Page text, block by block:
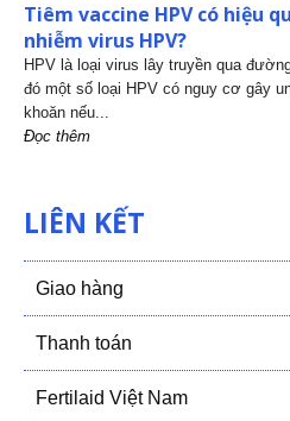
Tiêm vaccine HPV có hiệu
nhiễm virus HPV?
HPV là loại virus lây truyền qua
đó một số loại HPV có nguy cơ gây
khoăn nếu...
Đọc thêm
LIÊN KẾT
Giao hàng
Thanh toán
Fertilaid Việt Nam